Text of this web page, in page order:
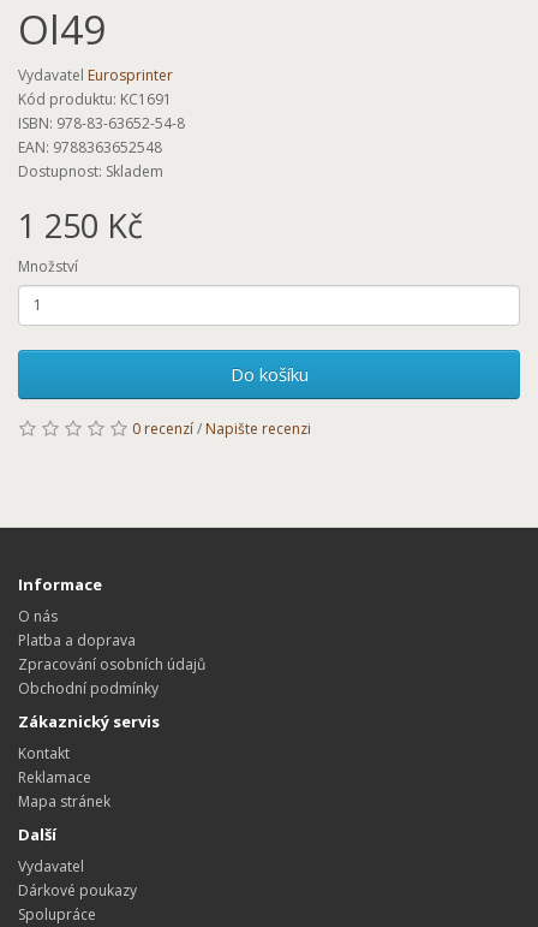
Ol49
Vydavatel Eurosprinter
Kód produktu: KC1691
ISBN: 978-83-63652-54-8
EAN: 9788363652548
Dostupnost: Skladem
1 250 Kč
Množství
Do košíku
0 recenzí/ Napište recenzi
Informace
O nás
Platba a doprava
Zpracování osobních údajů
Obchodní podmínky
Zákaznický servis
Kontakt
Reklamace
Mapa stránek
Další
Vydavatel
Dárkové poukazy
Spolupráce